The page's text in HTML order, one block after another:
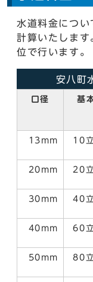
水道料金につい
計算いたしま
位で行います。
安八町
口径 基
13mm
10
20mm
20
30mm
40
40mm
60
50mm
80